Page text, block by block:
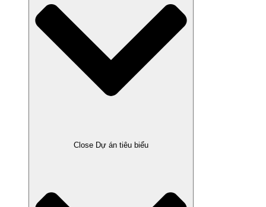
Close Dự án tiêu biểu